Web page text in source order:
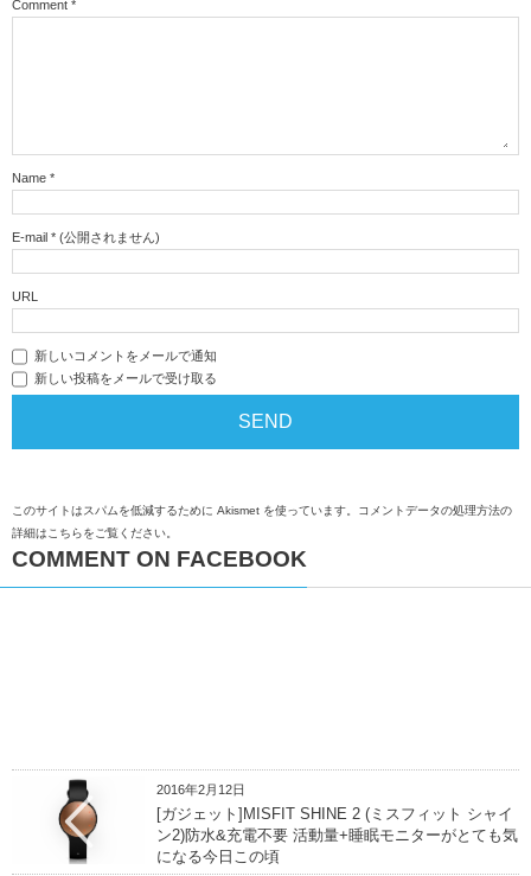
Comment *
Name *
E-mail * (公開されません)
URL
新しいコメントをメールで通知
新しい投稿をメールで受け取る
このサイトはスパムを低減するために Akismet を使っています。 コメントデータの処理方法の
詳細はこちらをご覧ください。
COMMENT ON FACEBOOK
2016年2月12日
[ガジェット]MISFIT SHINE 2 (ミスフィット シャイ
ン2)防水&充電不要 活動量+睡眠モニターがとても気
になる今日この頃